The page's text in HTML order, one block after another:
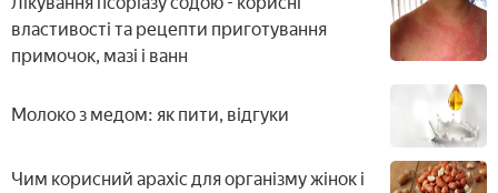
властивості та рецепти приготування
примочок, мазі і ванн
Молоко з медом: як пити, відгуки
Чим корисний арахіс для організму жінок і